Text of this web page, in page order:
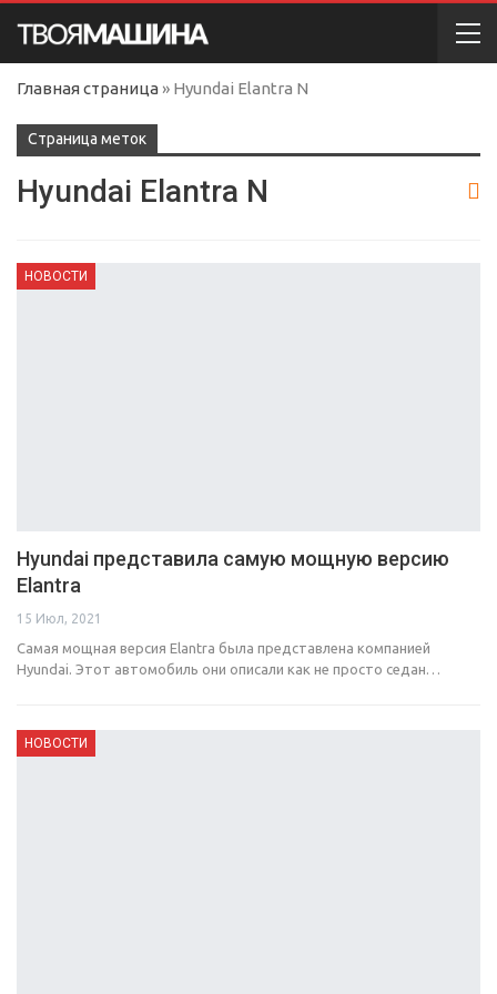
Главная страница » Hyundai Elantra N
Cтраница меток
Hyundai Elantra N
НОВОСТИ
Hyundai представила самую мощную версию
Elantra
15 Июл, 2021
Самая мощная версия Elantra была представлена компанией
Hyundai. Этот автомобиль они описали как не просто седан…
НОВОСТИ